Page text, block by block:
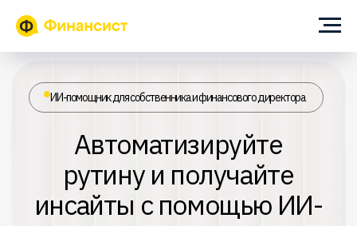
Автоматизируйте
инсайты с помощью ИИ-
агента
Посмотреть демо на ваших данных